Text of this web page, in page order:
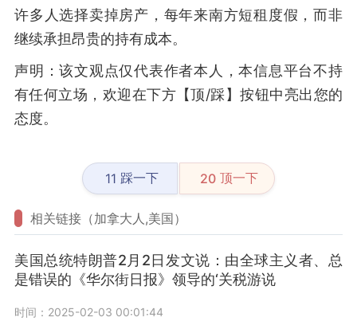
许多人选择卖掉房产，每年来南方短租度假，而非
继续承担昂贵的持有成本。
声明：该文观点仅代表作者本人，本信息平台不持
有任何立场，欢迎在下方【顶/踩】按钮中亮出您的
态度。
11 踩一下 20 顶一下
相关链接（加拿大人,美国）
美国总统特朗普2月2日发文说：由全球主义者、总
是错误的《华尔街日报》领导的‘关税游说
时间：2025-02-03 00:01:44